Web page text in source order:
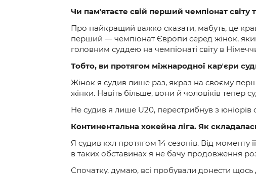
Чи памʼятаєте свій перший чемпіонат
Про найкращий важко сказати, мабуть, це
перший — чемпіонат Європи серед жінок, який
головним суддею на чемпіонаті світу в
Тобто, ви протягом міжнародної карʼєри
Жінок я судив лише раз, якраз на своєму
жінки. Навіть більше, вони й чоловіків
Не судив я лише U20, перестрибнув з юніорів
Континентальна хокейна ліга. Як
Я судив кхл протягом 14 сезонів. Від
в таких обставинах я не бачу продовження
Спочатку, думаю, всі пробували донести щось